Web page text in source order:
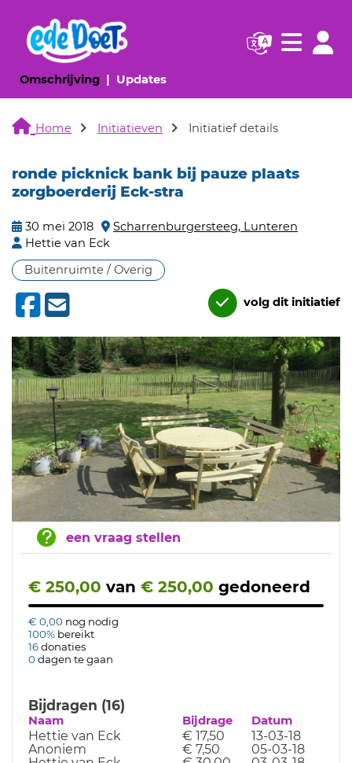
Omschrijving(huidige pagina)
Updates(huidige pagina)
Navigatie
Home Initiatieven Initiatief details
ronde picknick bank bij pauze plaats
zorgboerderij Eck-stra
30 mei 2018
Scharrenburgersteeg, Lunteren
Hettie van Eck
Buitenruimte / Overig
volg dit initiatief
een vraag stellen
€ 250,00 van € 250,00 gedoneerd
€ 0,00 nog nodig
100% bereikt
16donaties
0dagen te gaan
Bijdragen (16)
Naam Bijdrage Datum
Hettie van Eck € 17,50
13-03-18
Anoniem
€ 7,50
05-03-18